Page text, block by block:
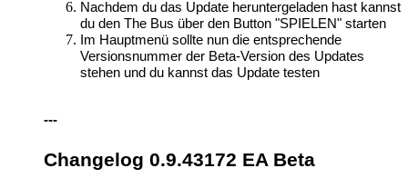
Nachdem du das Update heruntergeladen hast kannst
du den The Bus über den Button "SPIELEN" starten
Im Hauptmenü sollte nun die entsprechende
Versionsnummer der Beta-Version des Updates
stehen und du kannst das Update testen
---
Changelog 0.9.43172 EA Beta